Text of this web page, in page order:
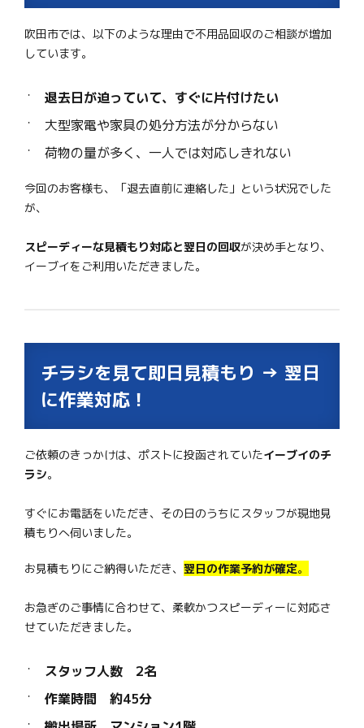
吹田市では、以下のような理由で不用品回収のご相談が増加
しています。
退去日が迫っていて、すぐに片付けたい
大型家電や家具の処分方法が分からない
荷物の量が多く、一人では対応しきれない
今回のお客様も、「退去直前に連絡した」という状況でした
が、
スピーディーな見積もり対応と翌日の回収が決め手となり、
イーブイをご利用いただきました。
チラシを見て即日見積もり → 翌日
に作業対応！
ご依頼のきっかけは、ポストに投函されていたイーブイのチ
ラシ。
すぐにお電話をいただき、その日のうちにスタッフが現地見
積もりへ伺いました。
お見積もりにご納得いただき、 翌日の作業予約が確定。
お急ぎのご事情に合わせて、柔軟かつスピーディーに対応さ
せていただきました。
スタッフ人数 2名
作業時間 約45分